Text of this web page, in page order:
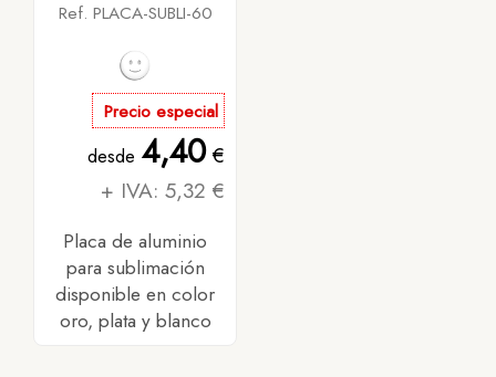
Ref. PLACA-SUBLI-60
Precio especial
desde 4,40€
+ IVA: 5,32 €
Placa de aluminio
para sublimación
disponible en color
oro, plata y blanco